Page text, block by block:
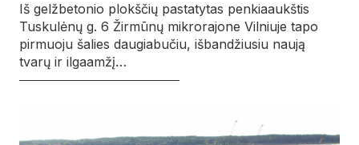
Iš gelžbetonio plokščių pastatytas penkiaaukštis
Tuskulėnų g. 6 Žirmūnų mikrorajone Vilniuje tapo
pirmuoju šalies daugiabučiu, išbandžiusiu naują
tvarų ir ilgaamžį…